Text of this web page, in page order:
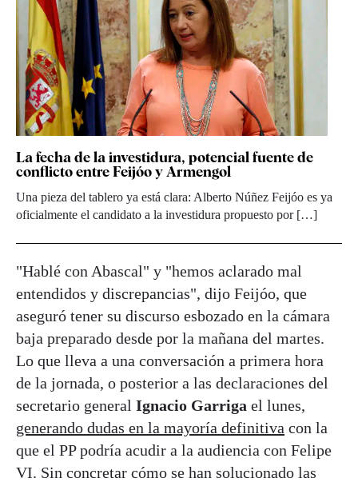
La fecha de la investidura, potencial fuente de
conflicto entre Feijóo y Armengol
Una pieza del tablero ya está clara: Alberto Núñez Feijóo es ya
oficialmente el candidato a la investidura propuesto por […]
"Hablé con Abascal" y "hemos aclarado mal
entendidos y discrepancias", dijo Feijóo, que
aseguró tener su discurso esbozado en la cámara
baja preparado desde por la mañana del martes.
Lo que lleva a una conversación a primera hora
de la jornada, o posterior a las declaraciones del
secretario general Ignacio Garriga el lunes,
generando dudas en la mayoría definitiva con la
que el PP podría acudir a la audiencia con Felipe
VI. Sin concretar cómo se han solucionado las